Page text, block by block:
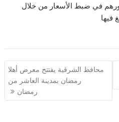
في ضبط الأسعار من خلال
فيها
محافظ الشرقية يفتتح معرض أهلا
رمضان بمدينة العاشر من
رمضان